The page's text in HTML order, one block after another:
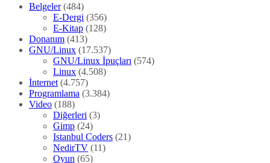
Belgeler(484)
E-Dergi (356)
E-Kitap (128)
Donanım (413)
GNU/Linux (17.537)
GNU/Linux İpuçları (574)
Linux (4.508)
İnternet (4.757)
Programlama (3.384)
Video (188)
Diğerleri (3)
Gimp (24)
Istanbul Coders (21)
NedirTV (11)
Oyun (65)